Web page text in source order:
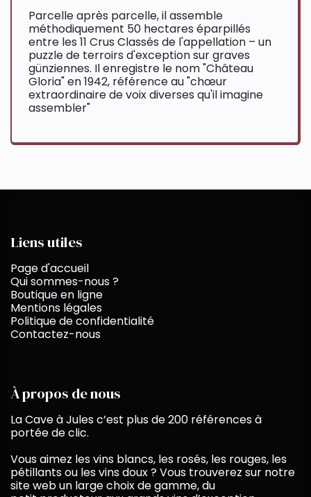
Parcelle après parcelle, il assemble
méthodiquement 50 hectares éparpillés
entre les 11 Crus Classés de l'appellation – un
puzzle de terroirs d'exception sur graves
günziennes. Il enregistre le nom "Château
Gloria" en 1942, référence au "chœur
extraordinaire de voix diverses qu'il imagine
assembler"
Liens utiles
Page d'accueil
Qui sommes-nous ?
Boutique en ligne
Mentions légales
Politique de confidentialité
Contactez-nous
À propos de nous
La Cave à Jules c’est plus de 200 références à
portée de clic.
Vous aimez les vins blancs, les rosés, les rouges, les
pétillants ou les vins doux ? Vous trouverez sur notre
site web un large choix de gamme, du